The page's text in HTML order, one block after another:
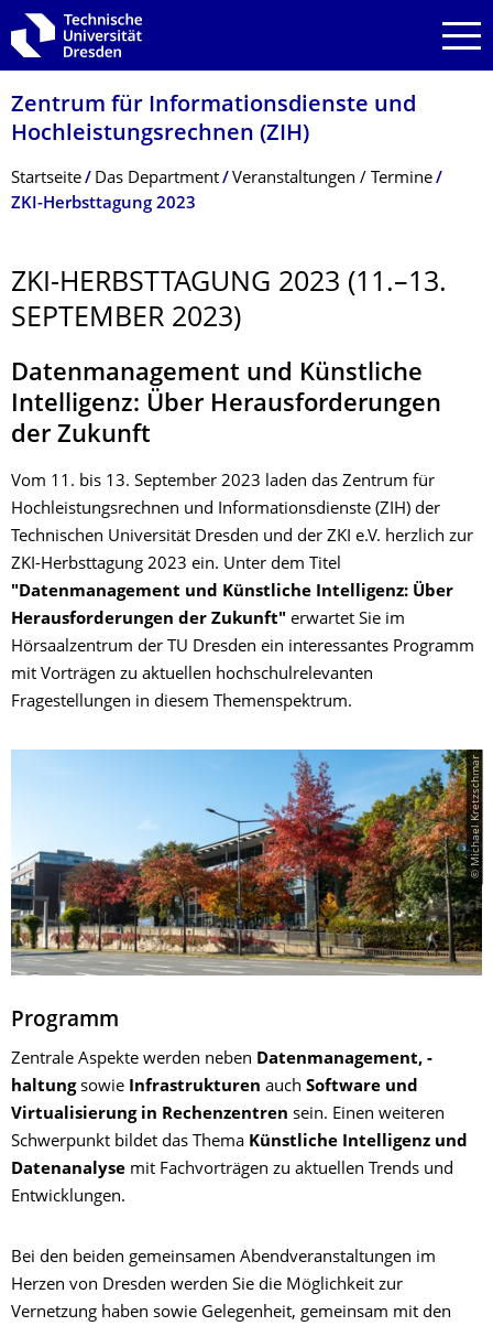
Zur Hauptnavigation springen
Zur Suche springen
Zum Inhalt springen
Zentrum für Informations­dienste und
Hochleistungs­rechnen (ZIH)
Breadcrumb-Menü
Startseite Das Department
Veranstaltungen / Termine
ZKI-Herbsttagung 2023
ZKI-HERBSTTAGUNG 2023 (11.–13.
SEPTEMBER 2023)
Datenmanagement und Künstliche
Intelligenz: Über Herausforderungen
der Zukunft
Vom 11. bis 13. September 2023 laden das Zentrum für
Hochleistungsrechnen und Informationsdienste (ZIH) der
Technischen Universität Dresden und der ZKI e.V. herzlich zur
ZKI-Herbsttagung 2023 ein. Unter dem Titel
"Datenmanagement und Künstliche Intelligenz: Über
Herausforderungen der Zukunft" erwartet Sie im
Hörsaalzentrum der TU Dresden ein interessantes Programm
mit Vorträgen zu aktuellen hochschulrelevanten
Fragestellungen in diesem Themenspektrum.
© Michael Kretzschmar
Programm
Zentrale Aspekte werden neben Datenmanagement, -
haltungsowie Infrastrukturen auch Software und
Virtualisierung in Rechenzentren sein. Einen weiteren
Schwerpunkt bildet das Thema Künstliche Intelligenz und
Datenanalyse mit Fachvorträgen zu aktuellen Trends und
Entwicklungen.
Bei den beiden gemeinsamen Abendveranstaltungen im
Herzen von Dresden werden Sie die Möglichkeit zur
Vernetzung haben sowie Gelegenheit, gemeinsam mit den